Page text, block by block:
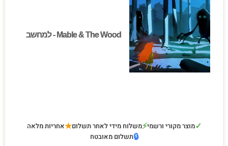
Mable & The Wood - למחשב
Mable & The Wood - למחשב
✓מוצר מקורי ורשמי⚡משלוח מידי לאחר תשלום★אחריות מלאה
🔒תשלום מאובטח